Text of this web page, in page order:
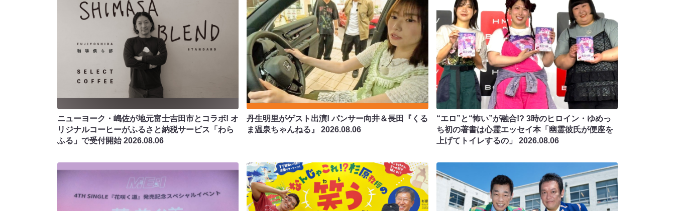
ニューヨーク・嶋佐が地元富士吉田市とコラボ! オ
リジナルコーヒーがふるさと納税サービス「わら
ふる」で受付開始2026.08.06
丹生明里がゲスト出演! パンサー向井＆長田『くる
ま温泉ちゃんねる』2026.08.06
“エロ”と“怖い”が融合!? 3時のヒロイン・ゆめっ
ち初の著書は心霊エッセイ本「幽霊彼氏が便座を
上げてトイレするの」 2026.08.06